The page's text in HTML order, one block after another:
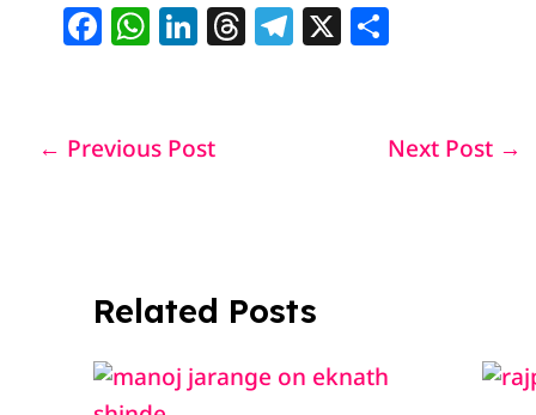
F
e
k
W
s
Li
e
T T X
e
← Previous Post Next Post →
Related Posts